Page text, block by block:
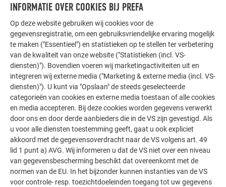
De PREFA referentiegallerij laat zien hoe veelzijdig
aluminium kan worden toegepast. Ontdek meer
indrukwekkende projecten met de duurzame PREFA
aluminiumoplossingen voor dak, zonne-energie en
gevel.
MEER REFERENTIES BEKIJKEN
INFORMATIE OVER COOKIES BIJ PREFA
Op deze website gebruiken wij cookies voor de
gegevensregistratie, om een gebruiksvriendelijke ervaring mogelijk
te maken ("Essentieel") en statistieken op te stellen ter verbetering
van de kwaliteit van onze website ("Statistieken (incl. VS-
diensten)"). Bovendien voeren wij marketingactiviteiten uit en
integreren wij externe media ("Marketing & externe media (incl. VS-
diensten)"). U kunt via "Opslaan" de steeds geselecteerde
categorieën van cookies en externe media toestaan of alle cookies
en media accepteren. Bij deze cookies worden gegevens verwerkt
door ons en door derde aanbieders die in de VS zijn gevestigd. Als
u voor alle diensten toestemming geeft, gaat u ook expliciet
akkoord met de gegevensoverdracht naar de VS volgens art. 49
lid 1 punt a) AVG. Wij informeren u dat de VS niet over een niveau
van gegevensbescherming beschikt dat overeenkomt met de
normen van de EU. In het bijzonder kunnen instanties van de VS
voor controle- resp. toezichtdoeleinden toegang tot uw gegevens